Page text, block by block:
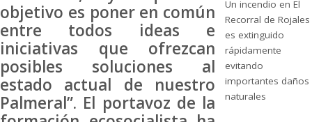
objetivo es poner en común
entre todos ideas e
iniciativas que ofrezcan
posibles soluciones al
estado actual de nuestro
Palmeral”. El portavoz de la
Un incendio en El
Recorral de Rojales
es extinguido
rápidamente
evitando
importantes daños
naturales